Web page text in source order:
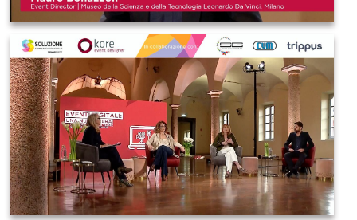
IMAGE 2021-03-19 08:38:41